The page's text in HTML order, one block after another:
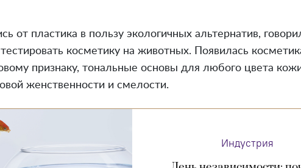
одно — любовь к косметике, покупка которой вышла
социальных сетях, советы от инфлюенсеров и
бьюти-корпораций буквально призывали покупать
с кремами. Огромную роль в этом сыграла корейская
продуктов. Красота начала занимать много